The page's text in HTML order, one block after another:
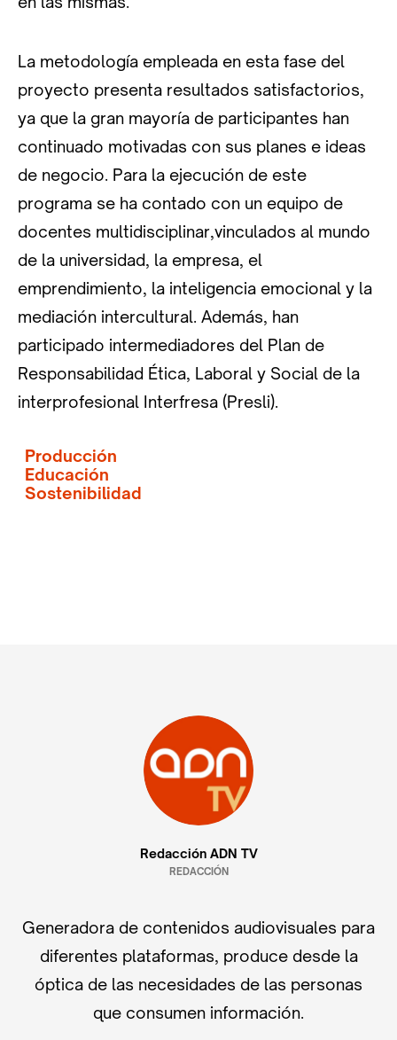
La metodología empleada en esta fase del
proyecto presenta resultados satisfactorios,
ya que la gran mayoría de participantes han
continuado motivadas con sus planes e ideas
de negocio. Para la ejecución de este
programa se ha contado con un equipo de
docentes multidisciplinar,vinculados al mundo
de la universidad, la empresa, el
emprendimiento, la inteligencia emocional y la
mediación intercultural. Además, han
participado intermediadores del Plan de
Responsabilidad Ética, Laboral y Social de la
interprofesional Interfresa (Presli).
Producción
Educación
Sostenibilidad
Redacción ADN TV
REDACCIÓN
Generadora de contenidos audiovisuales para
diferentes plataformas, produce desde la
óptica de las necesidades de las personas
que consumen información.